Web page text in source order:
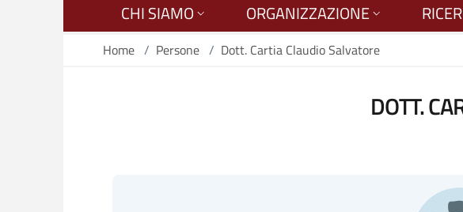
CHI SIAMO ORGANIZZAZIONE
Home / Persone / Dott. Cartia Claudio Salvatore
DOTT.